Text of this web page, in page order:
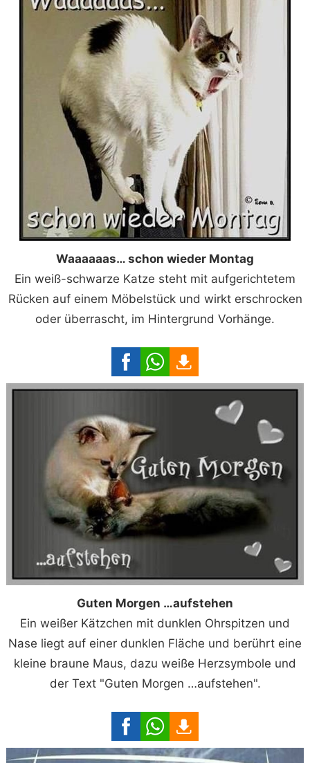
Waaaaaas… schon wieder Montag
Ein weiß-schwarze Katze steht mit aufgerichtetem
Rücken auf einem Möbelstück und wirkt erschrocken
oder überrascht, im Hintergrund Vorhänge.
Guten Morgen …aufstehen
Ein weißer Kätzchen mit dunklen Ohrspitzen und
Nase liegt auf einer dunklen Fläche und berührt eine
kleine braune Maus, dazu weiße Herzsymbole und
der Text "Guten Morgen …aufstehen".